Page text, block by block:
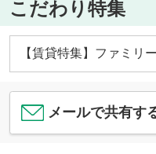
こだわり特集
【賃貸特集】ファミリ
メールで共有す